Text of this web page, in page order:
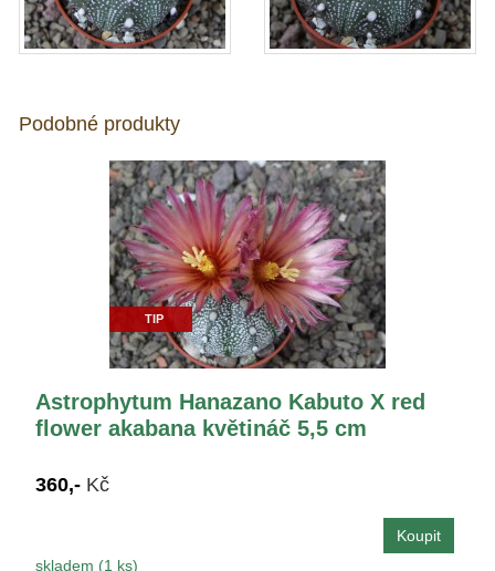
Podobné produkty
TIP
Astrophytum Hanazano Kabuto X red
flower akabana květináč 5,5 cm
360,- Kč
skladem (1 ks)